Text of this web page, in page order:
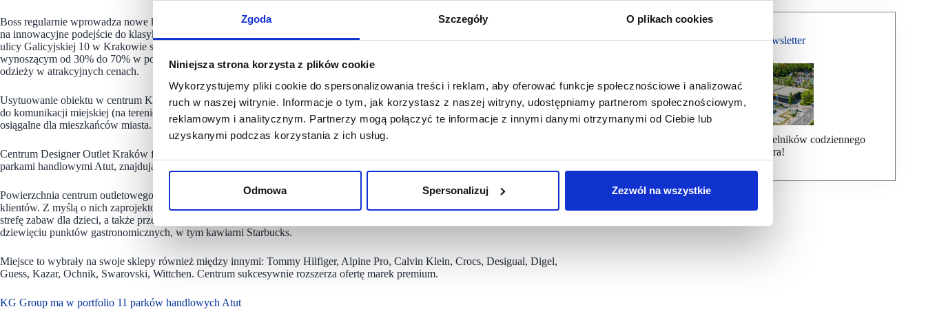
Zgoda Szczegóły O plikach cookies
Niniejsza strona korzysta z plików cookie
Wykorzystujemy pliki cookie do spersonalizowania treści i reklam, aby oferować funkcje społecznościowe i analizować
ruch w naszej witrynie. Informacje o tym, jak korzystasz z naszej witryny, udostępniamy partnerom społecznościowym,
reklamowym i analitycznym. Partnerzy mogą połączyć te informacje z innymi danymi otrzymanymi od Ciebie lub
uzyskanymi podczas korzystania z ich usług.
Odmowa Spersonalizuj Zezwól na wszystkie
Boss regularnie wprowadza nowe kolekcje, które są prezentowane na międzynarodowych pokazach mody. Marka stawia
na innowacyjne podejście do klasyki, oferując zarówno odzież formalną, jak i casualową. Otwarcie sklepu outletowego Boss przy
ulicy Galicyjskiej 10 w Krakowie sprawi, że produkty tej prestiżowej marki staną się znacznie bardziej dostępne. Dzięki obniżkom
wynoszącym od 30% do 70% w porównaniu do cen w tradycyjnych sklepach Boss klienci będą mieli szansę na zakup eleganckiej
odzieży w atrakcyjnych cenach.
Usytuowanie obiektu w centrum Krakowa, przy ulicy Galicyjskiej 10, w bezpośrednim sąsiedztwie Expo Kraków i dogodny dostęp
do komunikacji miejskiej (na terenie obiektu istnieje przystanek autobusowy) sprawiają, że zakupy w obniżonych cenach są bardziej
osiągalne dla mieszkańców miasta.
Centrum Designer Outlet Kraków funkcjonuje w ramach kompleksu handlowego o łącznej powierzchni blisko 60 tys. mkw. z dwoma
parkami handlowymi Atut, znajdującego się na obszarze 15 hektarów, jednym z większych, pod kątem obszaru inwestycji, w Polsce.
Powierzchnia centrum outletowego została przygotowana z niezwykłą dbałością o szczegóły – w taki sposób, by zaspokoić potrzeby
klientów. Z myślą o nich zaprojektowano szerokie korytarze ze strefami relaksu, świetliki dachowe wpuszczające naturalne światło,
strefę zabaw dla dzieci, a także przestrzeń coworkingową. W Designer Outlet Kraków poza modą klienci mogą skorzystać z oferty
dziewięciu punktów gastronomicznych, w tym kawiarni Starbucks.
Miejsce to wybrały na swoje sklepy również między innymi: Tommy Hilfiger, Alpine Pro, Calvin Klein, Crocs, Desigual, Digel,
Guess, Kazar, Ochnik, Swarovski, Wittchen. Centrum sukcesywnie rozszerza ofertę marek premium.
KG Group ma w portfolio 11 parków handlowych Atut
Bezpłatny Newsletter
Dołącz do ponad 7000 czytelników codziennego
newslettera!